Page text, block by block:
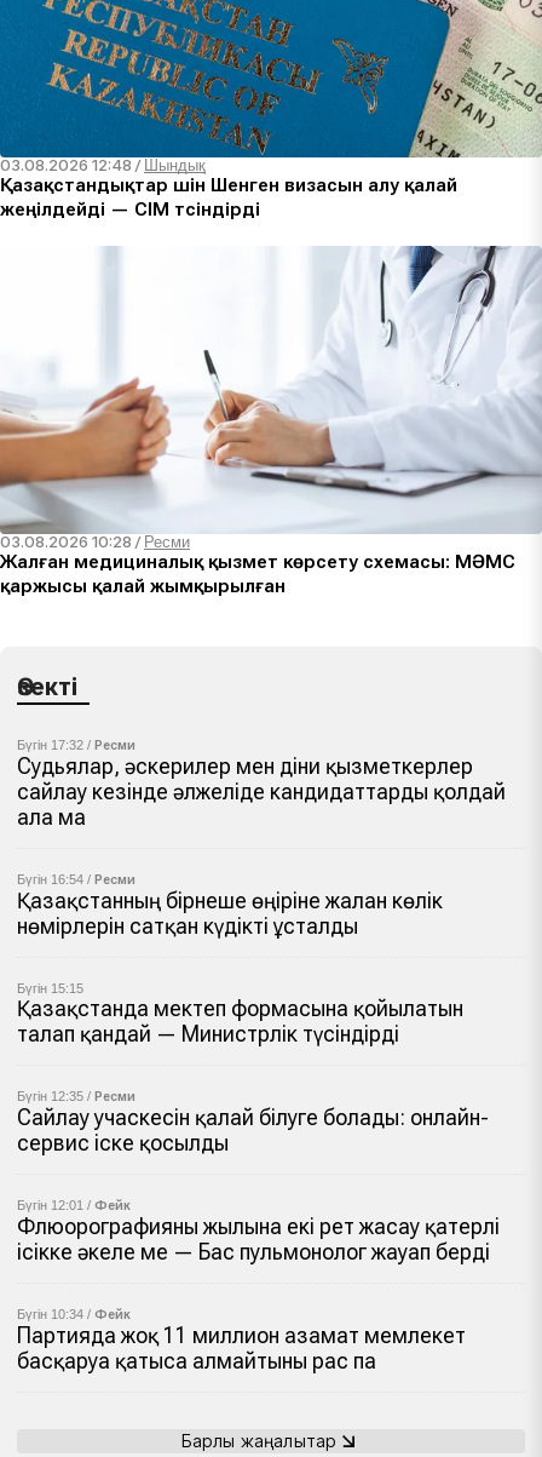
03.08.2026 12:48 / Шындық
Қазақстандықтар үшін Шенген визасын алу қалай
жеңілдейді — СІМ түсіндірді
03.08.2026 10:28 / Ресми
Жалған медициналық қызмет көрсету схемасы: МӘМС
қаржысы қалай жымқырылған
Өзекті
Бүгін 17:32 / Ресми
Судьялар, әскерилер мен діни қызметкерлер
сайлау кезінде әлжеліде кандидаттарды қолдай
ала ма
Бүгін 16:54 / Ресми
Қазақстанның бірнеше өңіріне жалған көлік
нөмірлерін сатқан күдікті ұсталды
Бүгін 15:15
Қазақстанда мектеп формасына қойылатын
талап қандай — Министрлік түсіндірді
Бүгін 12:35 / Ресми
Сайлау учаскесін қалай білуге болады: онлайн-
сервис іске қосылды
Бүгін 12:01 / Фейк
Флюорографияны жылына екі рет жасау қатерлі
ісікке әкеле ме — Бас пульмонолог жауап берді
Бүгін 10:34 / Фейк
Партияда жоқ 11 миллион азамат мемлекет
басқаруға қатыса алмайтыны рас па
Барлық жаңалықтар